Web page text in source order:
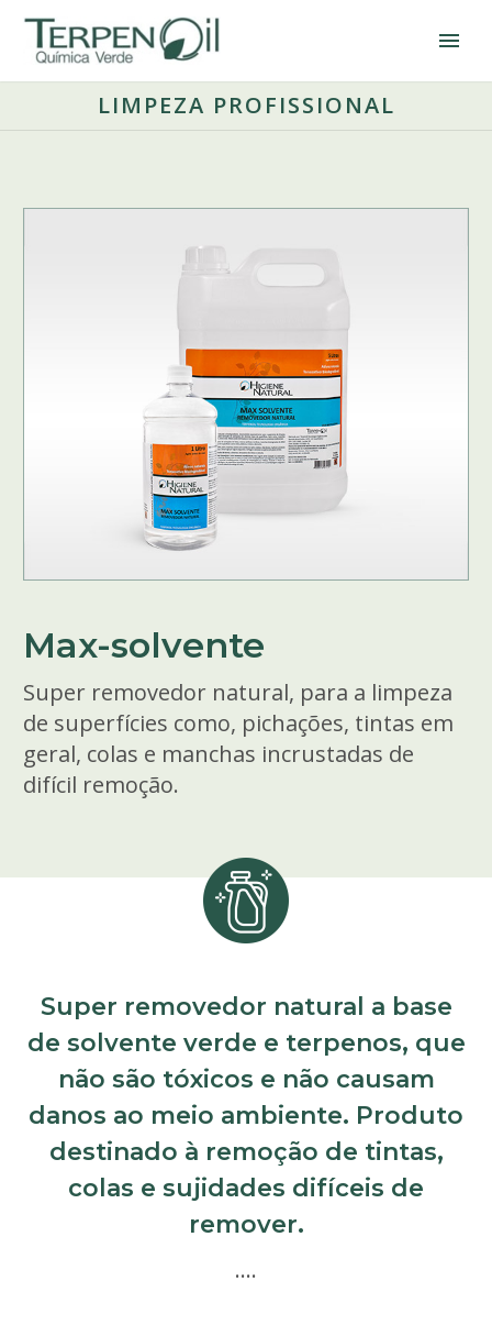
LIMPEZA PROFISSIONAL
Max-solvente
Super removedor natural, para a limpeza
de superfícies como, pichações, tintas em
geral, colas e manchas incrustadas de
difícil remoção.
Super removedor natural a base
de solvente verde e terpenos, que
não são tóxicos e não causam
danos ao meio ambiente. Produto
destinado à remoção de tintas,
colas e sujidades difíceis de
remover.
….